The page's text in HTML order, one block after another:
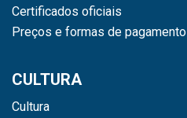
Certificados oficiais
Preços e formas de pagamento
CULTURA
Cultura